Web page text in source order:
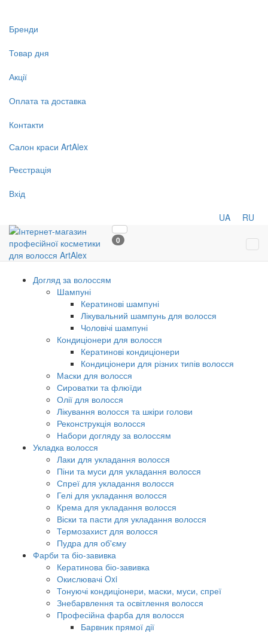
Бренди
Товар дня
Акції
Оплата та доставка
Контакти
Салон краси ArtAlex
Реєстрація
Вхід
UA RU
0
Догляд за волоссям
Шампуні
Кератинові шампуні
Лікувальний шампунь для волосся
Чоловічі шампуні
Кондиціонери для волосся
Кератинові кондиціонери
Кондиціонери для різних типів волосся
Маски для волосся
Сироватки та флюїди
Олії для волосся
Лікування волосся та шкіри голови
Реконструкція волосся
Набори догляду за волоссям
Укладка волосся
Лаки для укладання волосся
Піни та муси для укладання волосся
Спреї для укладання волосся
Гелі для укладання волосся
Крема для укладання волосся
Віски та пасти для укладання волосся
Термозахист для волосся
Пудра для об'єму
Фарби та біо-завивка
Кератинова біо-завивка
Окислювачі Oxi
Тонуючі кондиціонери, маски, муси, спреї
Знебарвлення та освітлення волосся
Професійна фарба для волосся
Барвник прямої дії